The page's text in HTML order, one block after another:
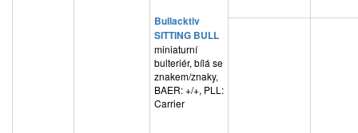
Bullacktiv
SITTING BULL
miniaturní
bulteriér, bílá se
znakem/znaky,
BAER: +/+, PLL:
Carrier